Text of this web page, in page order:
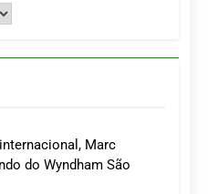
Marc
do Wyndham São